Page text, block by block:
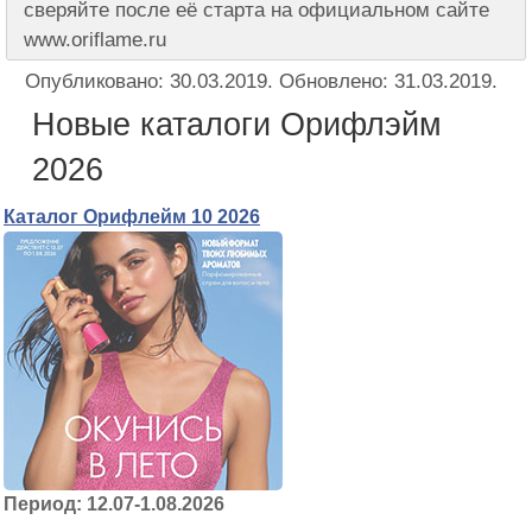
сверяйте после её старта на официальном сайте
www.oriflame.ru
Опубликовано:30.03.2019. Обновлено:31.03.2019.
Новые каталоги Орифлэйм
2026
Каталог Орифлейм 10 2026
Период: 12.07-1.08.2026